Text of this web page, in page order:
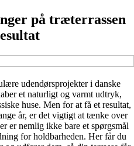
på træterrassen
udendørsprojekter i danske
et naturligt og varmt udtryk,
huse. Men for at få et resultat,
år, er det vigtigt at tænke over
er nemlig ikke bare et spørgsmål
for holdbarheden. Her får du